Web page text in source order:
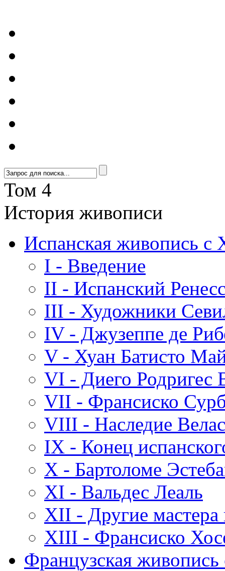
Том 4
История живописи
Испанская живопись
I - Введение
II - Испанский
III - Художники
IV - Джузеппе де
V - Хуан Батисто
VI - Диего Родригес
VII - Франсиско
VIII - Наследие
IX - Конец
X - Бартоломе
XI - Вальдес Леаль
XII - Другие
XIII - Франсиско
Французская